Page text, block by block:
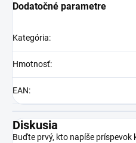
Dodatočné parametre
Kategória:
Hmotnosť:
EAN:
Diskusia
Buďte prvý, kto napíše príspevok